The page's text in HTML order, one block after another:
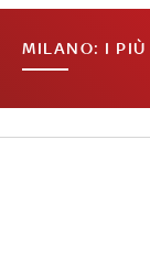
MILANO: I PIÙ